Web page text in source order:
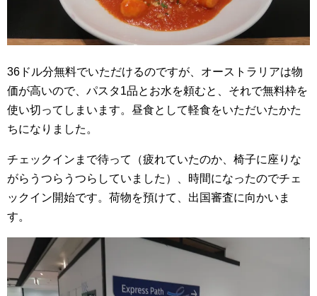
36ドル分無料でいただけるのですが、オーストラリアは物
価が高いので、パスタ1品とお水を頼むと、それで無料枠を
使い切ってしまいます。昼食として軽食をいただいたかた
ちになりました。
チェックインまで待って（疲れていたのか、椅子に座りな
がらうつらうつらしていました）、時間になったのでチェ
ックイン開始です。荷物を預けて、出国審査に向かいま
す。